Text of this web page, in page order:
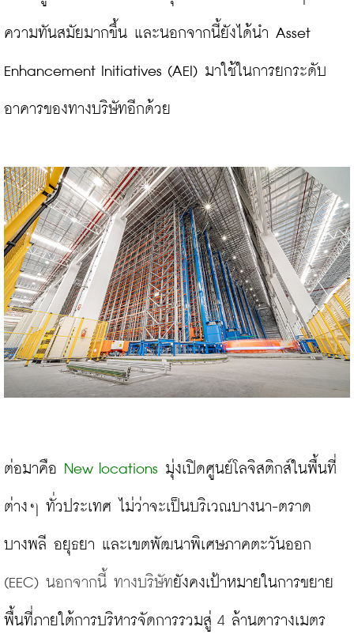
ความทันสมัยมากขึ้น และนอกจากนี้ยังได้นำ Asset
Enhancement Initiatives (AEI) มาใช้ในการยกระดับ
อาคารของทางบริษัทอีกด้วย
ต่อมาคือ New locations มุ่งเปิดศูนย์โลจิสติกส์ในพื้นที่
ต่างๆ ทั่วประเทศ ไม่ว่าจะเป็นบริเวณบางนา-ตราด
บางพลี อยุธยา และเขตพัฒนาพิเศษภาคตะวันออก
(EEC) นอกจากนี้ ทางบริษัทยังคงเป้าหมายในการขยาย
พื้นที่ภายใต้การบริหารจัดการรวมสู่ 4 ล้านตารางเมตร